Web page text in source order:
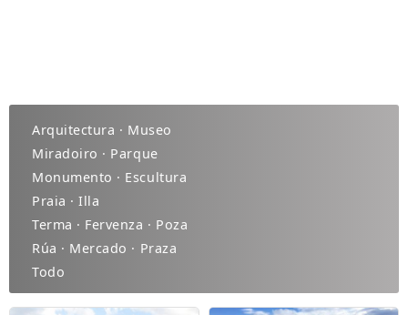
Arquitectura · Museo
Miradoiro · Parque
Monumento · Escultura
Praia · Illa
Terma · Fervenza · Poza
Rúa · Mercado · Praza
Todo